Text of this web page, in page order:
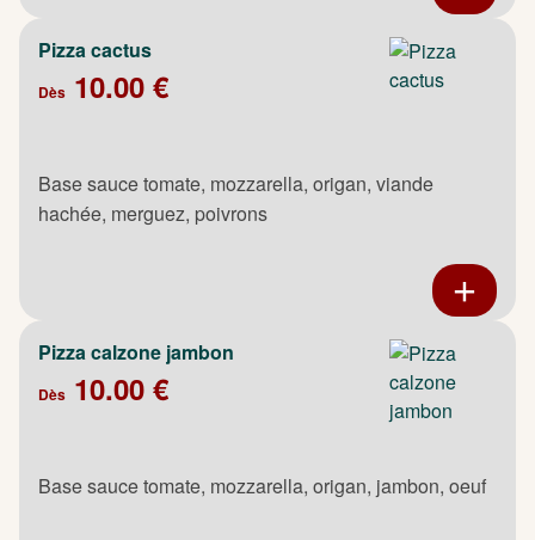
Pizza cactus
Dès 10.00 €
Base sauce tomate, mozzarella, origan, viande
hachée, merguez, poivrons
Pizza calzone jambon
Dès 10.00 €
Base sauce tomate, mozzarella, origan, jambon, oeuf